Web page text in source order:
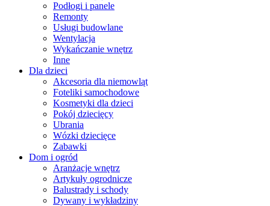
Podłogi i panele
Remonty
Usługi budowlane
Wentylacja
Wykańczanie wnętrz
Inne
Dla dzieci
Akcesoria dla niemowląt
Foteliki samochodowe
Kosmetyki dla dzieci
Pokój dziecięcy
Ubrania
Wózki dziecięce
Zabawki
Dom i ogród
Aranżacje wnętrz
Artykuły ogrodnicze
Balustrady i schody
Dywany i wykładziny